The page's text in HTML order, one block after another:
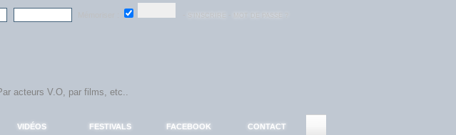
VIDÉOS FESTIVALS FACEBOOK CONTACT